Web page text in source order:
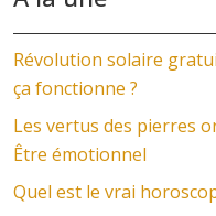
Révolution solaire
ça fonctionne ?
Les vertus des pierres
Être émotionnel
Quel est le vrai